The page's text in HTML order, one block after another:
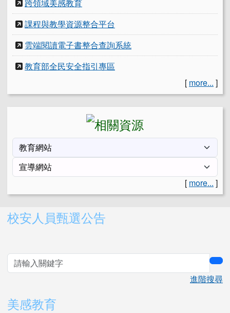
跨領域美感教育
課程與教學資源整合平台
雲端閱讀電子書整合查詢系統
教育部全民安全指引專區
[ more... ]
[ more... ]
右邊區域內容
校安人員甄選公告
進階搜尋
美感教育